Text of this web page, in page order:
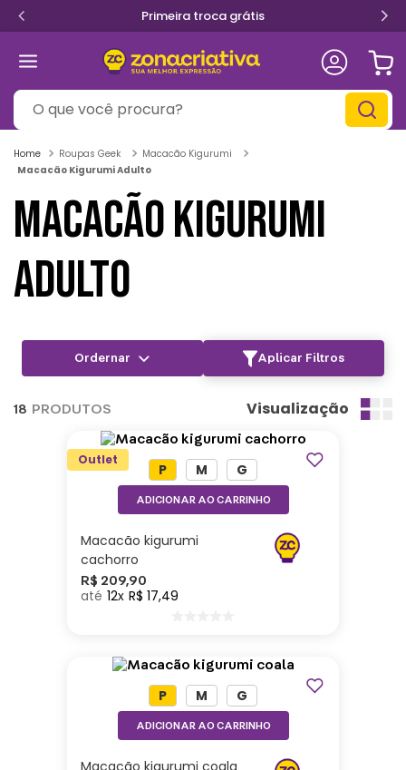
Primeira troca grátis
O que você procura?
Roupas Geek
Macacão Kigurumi
Macacão Kigurumi Adulto
MACACÃO KIGURUMI
ADULTO
Aplicar Filtros
18 PRODUTOS Visualização
Outlet
Macacão kigurumi
cachorro
R$ 209,90
12 R$ 17,49
P M G
ADICIONAR AO CARRINHO
Macacão kigurumi coala
P M G
ADICIONAR AO CARRINHO